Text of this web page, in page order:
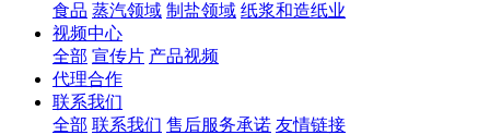
食品 蒸汽领域 制盐领域 纸浆和造纸业
视频中心
全部 宣传片 产品视频
代理合作
联系我们
全部 联系我们 售后服务承诺 友情链接